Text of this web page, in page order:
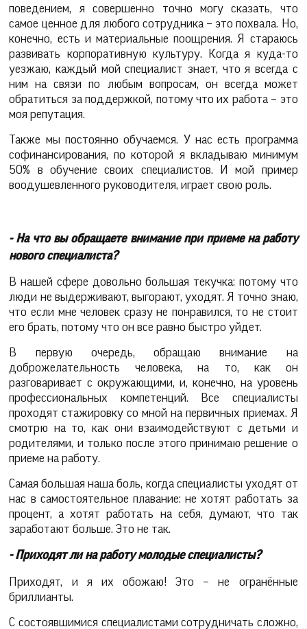
поведением, я совершенно точно могу сказать, что
самое ценное для любого сотрудника – это похвала. Но,
конечно, есть и материальные поощрения. Я стараюсь
развивать корпоративную культуру. Когда я куда-то
уезжаю, каждый мой специалист знает, что я всегда с
ним на связи по любым вопросам, он всегда может
обратиться за поддержкой, потому что их работа – это
моя репутация.
Также мы постоянно обучаемся. У нас есть программа
софинансирования, по которой я вкладываю минимум
50% в обучение своих специалистов. И мой пример
воодушевленного руководителя, играет свою роль.
- На что вы обращаете внимание при приеме на работу
нового специалиста?
В нашей сфере довольно большая текучка: потому что
люди не выдерживают, выгорают, уходят. Я точно знаю,
что если мне человек сразу не понравился, то не стоит
его брать, потому что он все равно быстро уйдет.
В первую очередь, обращаю внимание на
доброжелательность человека, на то, как он
разговаривает с окружающими, и, конечно, на уровень
профессиональных компетенций. Все специалисты
проходят стажировку со мной на первичных приемах. Я
смотрю на то, как они взаимодействуют с детьми и
родителями, и только после этого принимаю решение о
приеме на работу.
Самая большая наша боль, когда специалисты уходят от
нас в самостоятельное плавание: не хотят работать за
процент, а хотят работать на себя, думают, что так
заработают больше. Это не так.
- Приходят ли на работу молодые специалисты?
Приходят, и я их обожаю! Это – не огранённые
бриллианты.
С состоявшимися специалистами сотрудничать сложно,